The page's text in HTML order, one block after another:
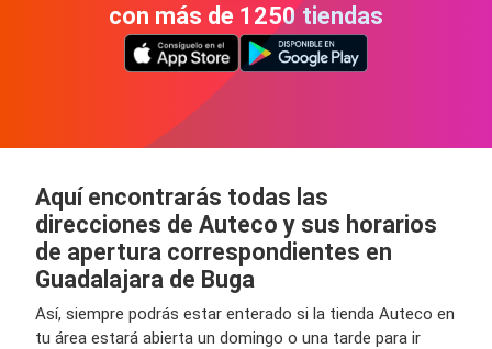
con más de 1250 tiendas
Aquí encontrarás todas las
direcciones de Auteco y sus horarios
de apertura correspondientes en
Guadalajara de Buga
Así, siempre podrás estar enterado si la tienda Auteco en
tu área estará abierta un domingo o una tarde para ir